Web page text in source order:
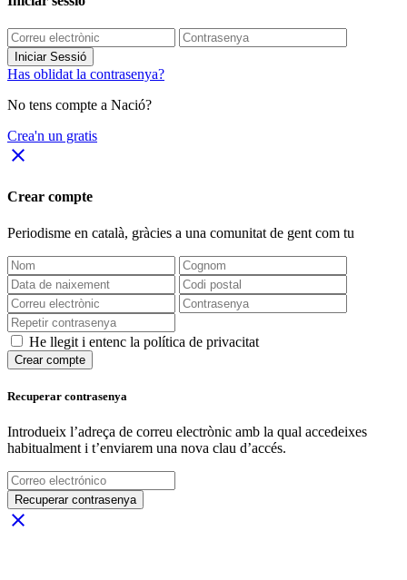
Iniciar Sessió
Has oblidat la contrasenya?
No tens compte a Nació?
Crea'n un gratis
close
Crear compte
Periodisme en català, gràcies a una comunitat de gent com tu
He llegit i entenc la política de privacitat
Crear compte
Recuperar contrasenya
Introdueix l’adreça de correu electrònic amb la qual accedeixes
habitualment i t’enviarem una nova clau d’accés.
Recuperar contrasenya
close